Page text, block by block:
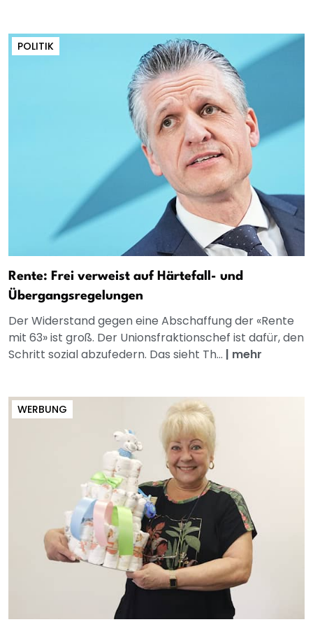
POLITIK
Rente: Frei verweist auf Härtefall- und
Übergangsregelungen
Der Widerstand gegen eine Abschaffung der «Rente
mit 63» ist groß. Der Unionsfraktionschef ist dafür, den
Schritt sozial abzufedern. Das sieht Th... | mehr
WERBUNG